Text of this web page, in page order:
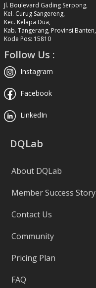
Jl. Boulevard Gading Serpong,
Kel. Curug Sangereng,
Kec. Kelapa Dua,
Kab. Tangerang, Provinsi Banten,
Kode Pos: 15810
Follow Us :
Instagram
Facebook
LinkedIn
DQLab
About DQLab
Member Success Story
Contact Us
Community
Pricing Plan
FAQ